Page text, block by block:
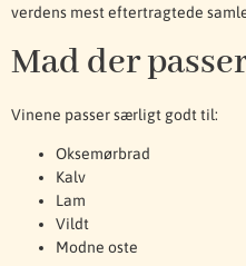
verdens mest eftertragtede
Mad der
Vinene passer særligt godt til:
Oksemørbrad
Kalv
Lam
Vildt
Modne oste